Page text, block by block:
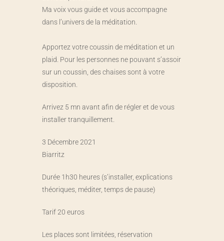
Ma voix vous guide et vous accompagne
dans l’univers de la méditation.
Apportez votre coussin de méditation et un
plaid. Pour les personnes ne pouvant s’assoir
sur un coussin, des chaises sont à votre
disposition.
Arrivez 5 mn avant afin de régler et de vous
installer tranquillement.
3 Décembre 2021
Biarritz
Durée 1h30 heures (s’installer, explications
théoriques, méditer, temps de pause)
Tarif 20 euros
Les places sont limitées, réservation